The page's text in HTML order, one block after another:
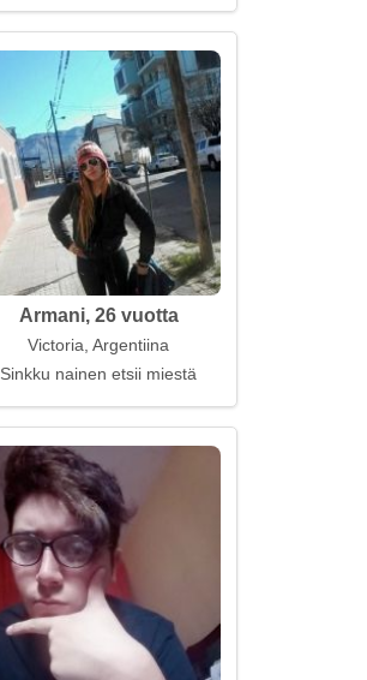
Armani, 26 vuotta
Victoria, Argentiina
Sinkku nainen etsii miestä